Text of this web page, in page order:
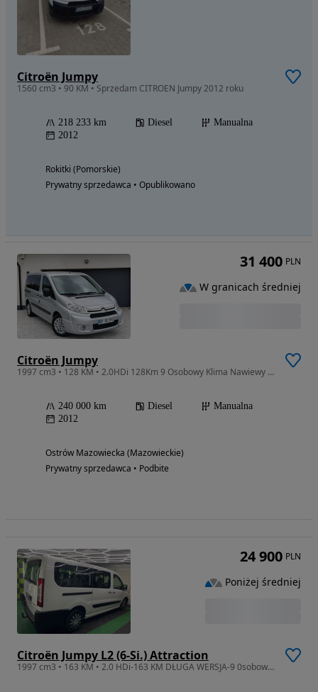
Citroën Jumpy
1560 cm3 • 90 KM • Sprzedam CITROEN Jumpy 2012 roku
218 233 km Diesel
Manualna
2012
Rokitki (Pomorskie)
Prywatny sprzedawca • Opublikowano
Citroën Jumpy
1997 cm3 • 128 KM • 2.0HDi 128Km 9 Osobowy Klima Nawiewy Serwis Super Stan z Niemiec
240 000 km Diesel
Manualna
2012
Ostrów Mazowiecka (Mazowieckie)
Prywatny sprzedawca • Podbite
31 400 PLN
W granicach średniej
Citroën Jumpy L2 (6-Si.) Attraction
1997 cm3 • 163 KM • 2.0 HDi-163 KM DŁUGA WERSJA-9 0sobowy Serwisowany - Udokum.przebieg
24 900 PLN
Poniżej średniej